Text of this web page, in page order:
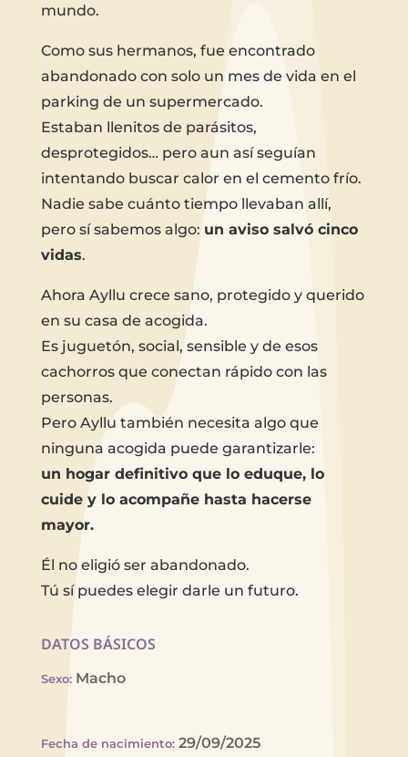
mundo.
Como sus hermanos, fue encontrado
abandonado con solo un mes de vida en el
parking de un supermercado.
Estaban llenitos de parásitos,
desprotegidos… pero aun así seguían
intentando buscar calor en el cemento frío.
Nadie sabe cuánto tiempo llevaban allí,
pero sí sabemos algo: un aviso salvó cinco
vidas.
Ahora Ayllu crece sano, protegido y querido
en su casa de acogida.
Es juguetón, social, sensible y de esos
cachorros que conectan rápido con las
personas.
Pero Ayllu también necesita algo que
ninguna acogida puede garantizarle:
un hogar definitivo que lo eduque, lo
cuide y lo acompañe hasta hacerse
mayor.
Él no eligió ser abandonado.
Tú sí puedes elegir darle un futuro.
DATOS BÁSICOS
Sexo: Macho
Fecha de nacimiento: 29/09/2025